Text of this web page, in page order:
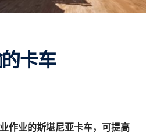
的卡车
作业的斯堪尼亚卡车，可提高